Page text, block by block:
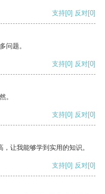
支持[0] 反对[0]
问题。
支持[0] 反对[0]
。
支持[0] 反对[0]
让我能够学到实用的知识。
支持[0] 反对[0]